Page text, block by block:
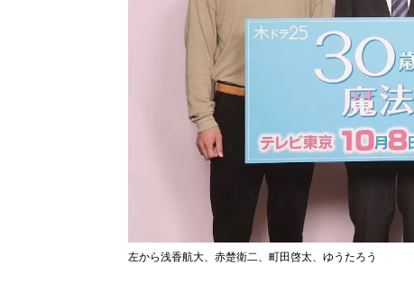
左から浅香航大、赤楚衛二、町田啓太、ゆうたろう